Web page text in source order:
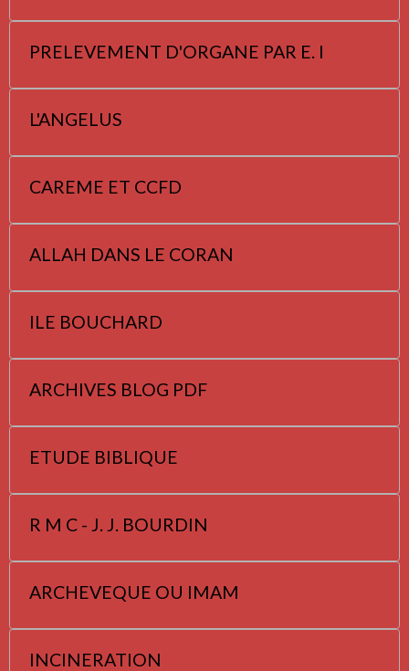
PRELEVEMENT D'ORGANE PAR E. I
L'ANGELUS
CAREME ET CCFD
ALLAH DANS LE CORAN
ILE BOUCHARD
ARCHIVES BLOG PDF
ETUDE BIBLIQUE
R M C - J. J. BOURDIN
ARCHEVEQUE OU IMAM
INCINERATION